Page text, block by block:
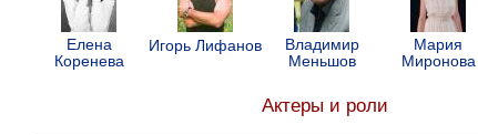
Елена
Коренева
Игорь Лифанов
Владимир
Меньшов
Мария
Миронова
Актеры и роли